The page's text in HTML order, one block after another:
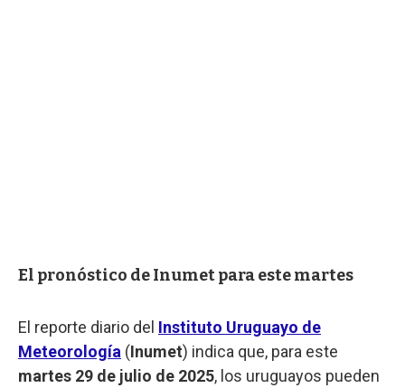
El pronóstico de Inumet para este martes
El reporte diario del Instituto Uruguayo de
Meteorología (Inumet) indica que, para este
martes 29 de julio de 2025, los uruguayos pueden